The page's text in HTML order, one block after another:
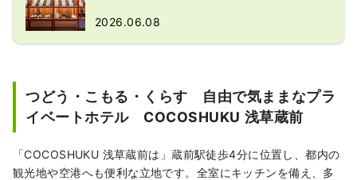
2026.06.08
つどう・こもる・くらす 自由で気ままなプラ
イベートホテル COCOSHUKU 浅草蔵前
「COCOSHUKU 浅草蔵前は」蔵前駅徒歩4分に位置し、都内の
観光地や空港へも便利な立地です。全室にキッチンを備え、多